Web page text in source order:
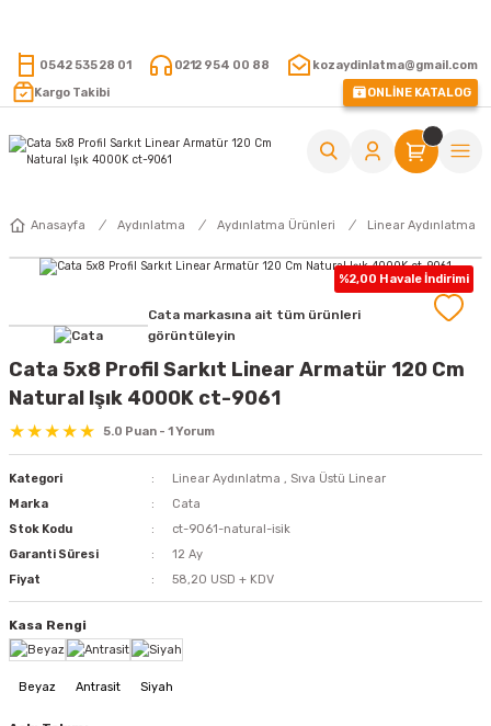
0542 535 28 01 0212 954 00 88
kozaydinlatma@gmail.com
Kargo Takibi
ONLİNE KATALOG
Anasayfa Aydınlatma Aydınlatma Ürünleri Linear Aydınlatma
%2,00 Havale İndirimi
Cata markasına ait tüm ürünleri
görüntüleyin
Cata 5x8 Profil Sarkıt Linear Armatür 120 Cm
Natural Işık 4000K ct-9061
5.0 Puan - 1 Yorum
Kategori Linear Aydınlatma , Sıva Üstü Linear
Marka
Cata
Stok Kodu
ct-9061-natural-isik
Garanti Süresi
12 Ay
Fiyat
58,20 USD + KDV
Kasa Rengi